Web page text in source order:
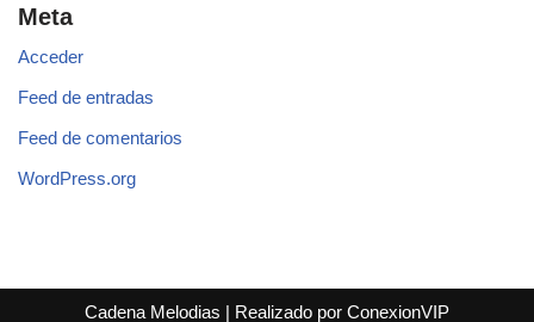
Meta
Acceder
Feed de entradas
Feed de comentarios
WordPress.org
Cadena Melodias | Realizado por ConexionVIP